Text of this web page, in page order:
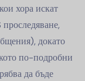
хора искат
докато
по-подробни
да бъде